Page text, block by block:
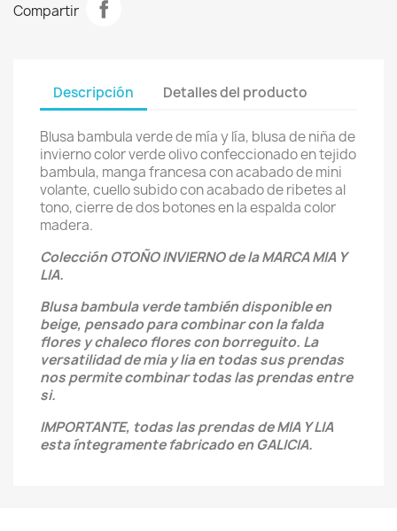
Compartir
Descripción Detalles del producto
Blusa bambula verde de mía y lía, blusa de niña de
invierno color verde olivo confeccionado en tejido
bambula, manga francesa con acabado de mini
volante, cuello subido con acabado de ribetes al
tono, cierre de dos botones en la espalda color
madera.
Colección OTOÑO INVIERNO de la MARCA MIA Y
LIA.
Blusa bambula verde también disponible en
beige, pensado para combinar con la falda
flores y chaleco flores con borreguito. La
versatilidad de mia y lia en todas sus prendas
nos permite combinar todas las prendas entre
si.
IMPORTANTE, todas las prendas de MIA Y LIA
esta íntegramente fabricado en GALICIA.